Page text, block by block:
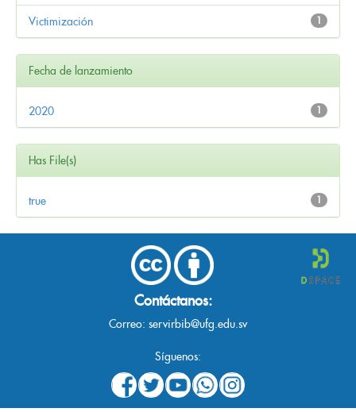
1
Victimización
Fecha de lanzamiento
1
2020
Has File(s)
1
true
Contáctanos:
Correo: servirbib@ufg.edu.sv
Síguenos: